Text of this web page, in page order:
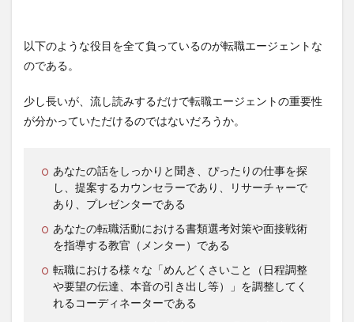
以下のような役目を全て負っているのが転職エージェントな
のである。
少し長いが、流し読みするだけで転職エージェントの重要性
が分かっていただけるのではないだろうか。
あなたの話をしっかりと聞き、ぴったりの仕事を探
し、提案するカウンセラーであり、リサーチャーで
あり、プレゼンターである
あなたの転職活動における書類選考対策や面接戦術
を指導する教官（メンター）である
転職における様々な「めんどくさいこと（日程調整
や要望の伝達、本音の引き出し等）」を調整してく
れるコーディネーターである